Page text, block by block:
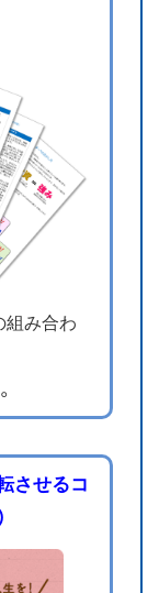
組み合わ
させるコ